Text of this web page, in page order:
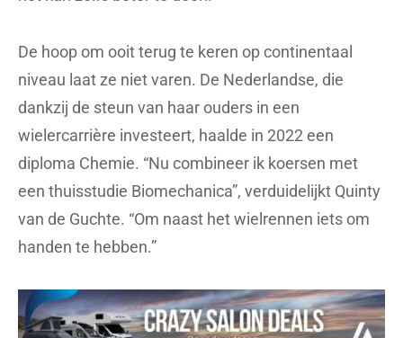
De hoop om ooit terug te keren op continentaal
niveau laat ze niet varen. De Nederlandse, die
dankzij de steun van haar ouders in een
wielercarrière investeert, haalde in 2022 een
diploma Chemie. “Nu combineer ik koersen met
een thuisstudie Biomechanica”, verduidelijkt Quinty
van de Guchte. “Om naast het wielrennen iets om
handen te hebben.”